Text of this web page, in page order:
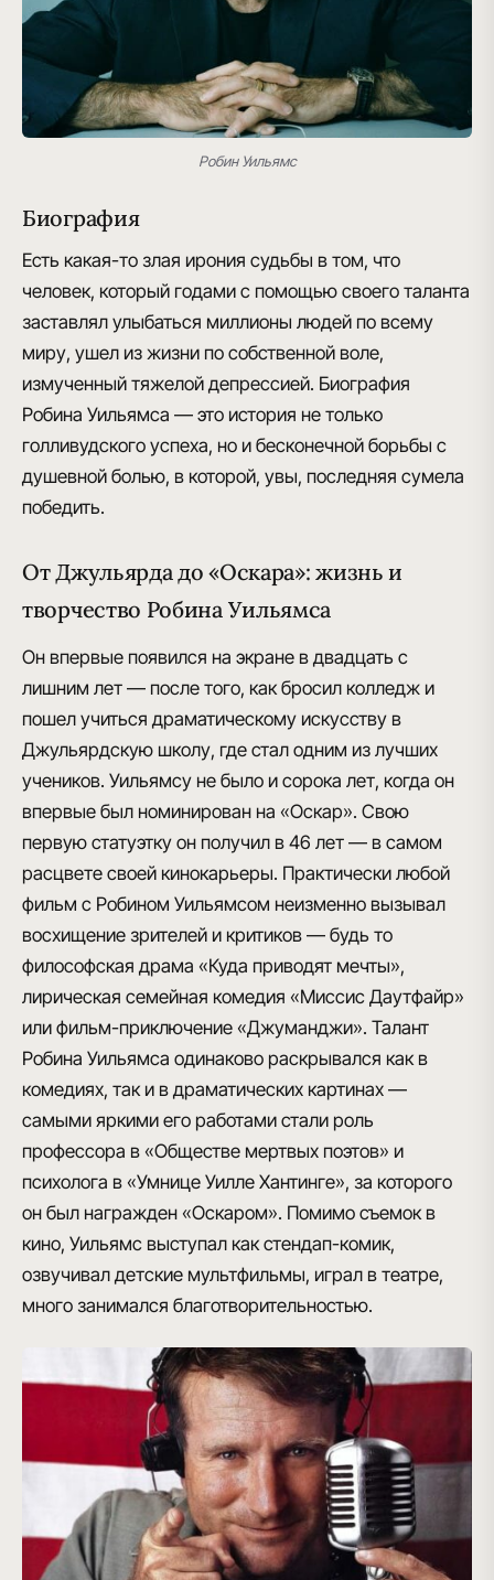
Робин Уильямс
Биография
Есть какая-то злая ирония судьбы в том, что
человек, который годами с помощью своего таланта
заставлял улыбаться миллионы людей по всему
миру, ушел из жизни по собственной воле,
измученный тяжелой депрессией. Биография
Робина Уильямса — это история не только
голливудского успеха, но и бесконечной борьбы с
душевной болью, в которой, увы, последняя сумела
победить.
От Джульярда до «Оскара»: жизнь и
творчество Робина Уильямса
Он впервые появился на экране в двадцать с
лишним лет — после того, какбросил колледж и
пошел учиться драматическому искусству в
Джульярдскую школу, где стал одним из лучших
учеников. Уильямсу не было и сорока лет, когда он
впервые был номинирован на «Оскар». Свою
первую статуэтку он получил в 46 лет — в самом
расцвете своей кинокарьеры. Практически любой
фильм с Робином Уильямсом неизменно вызывал
восхищение зрителей и критиков — будь то
философская драма «Куда приводят мечты»,
лирическая семейная комедия «Миссис Даутфайр»
или фильм-приключение «Джуманджи». Талант
Робина Уильямса одинаково раскрывался как в
комедиях, так и в драматических картинах —
самыми яркими его работами стали роль
профессора в «Обществе мертвых поэтов» и
психолога в «Умнице Уилле Хантинге», за которого
он был награжден «Оскаром». Помимо съемок в
кино, Уильямс выступал как стендап-комик,
озвучивал детские мультфильмы, играл в театре,
много занимался благотворительностью.